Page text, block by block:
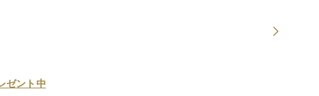
ゼント中